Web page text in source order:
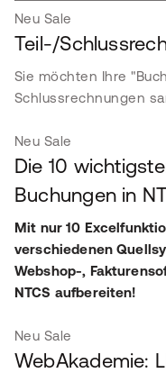
Neu Sale
Teil-/
Sie möchten Ihre
Schlussrechnungen
Neu Sale
Die 10
Buchungen in
Mit nur 10
verschiedenen
Webshop-,
NTCS aufbereiten!
Neu Sale
WebAkademie: